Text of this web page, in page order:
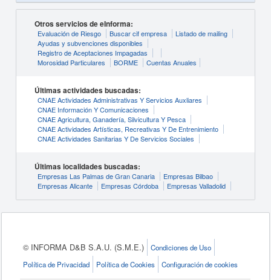
Otros servicios de eInforma:
Evaluación de Riesgo Buscar cif empresa
Listado de mailing
Ayudas y subvenciones disponibles
Registro de Aceptaciones Impagadas
Morosidad Particulares
BORME Cuentas Anuales
Últimas actividades buscadas:
CNAE Actividades Administrativas Y Servicios Auxliares
CNAE Información Y Comunicaciones
CNAE Agricultura, Ganadería, Silvicultura Y Pesca
CNAE Actividades Artísticas, Recreativas Y De Entrenimiento
CNAE Actividades Sanitarias Y De Servicios Sociales
Últimas localidades buscadas:
Empresas Las Palmas de Gran Canaria
Empresas Bilbao
Empresas Alicante
Empresas Córdoba Empresas Valladolid
© INFORMA D&B S.A.U. (S.M.E.)
Condiciones de Uso
Política de Privacidad
Política de Cookies Configuración de cookies